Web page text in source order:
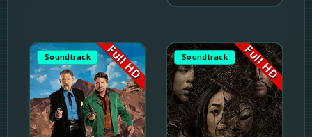
Soundtrack Full HD Soundtrack Full HD